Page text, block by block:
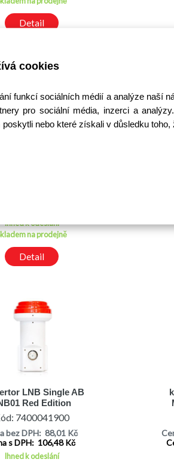
cookies
funkcí sociálních médií a analýze naší
pro sociální média, inzerci a
nebo které získali v důsledku toho,
Detail
Ihned k odeslání
na prodejně
Detail
LNB Single AB
Red Edition
0,1dB
7400041900
bez DPH: 88,01 Kč
s DPH: 106,48 Kč
Ihned k odeslání